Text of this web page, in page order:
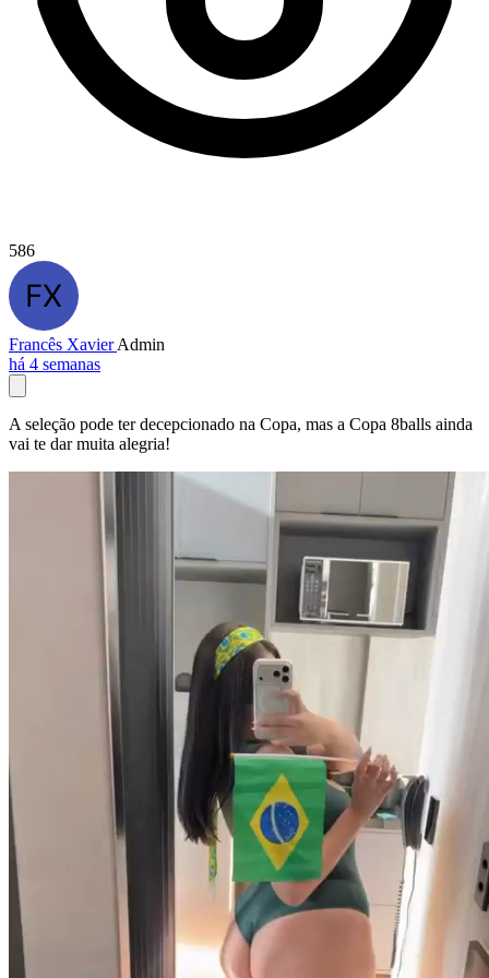
586
Francês XavierAdmin
há 4 semanas
A seleção pode ter decepcionado na Copa, mas a Copa 8balls ainda
vai te dar muita alegria!